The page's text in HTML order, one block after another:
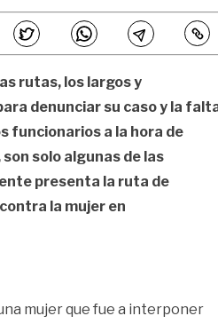
rutas, los largos y
denunciar su caso y la
funcionarios a la hora de
solo algunas de las
presenta la ruta de
la mujer en
mujer que fue a interponer